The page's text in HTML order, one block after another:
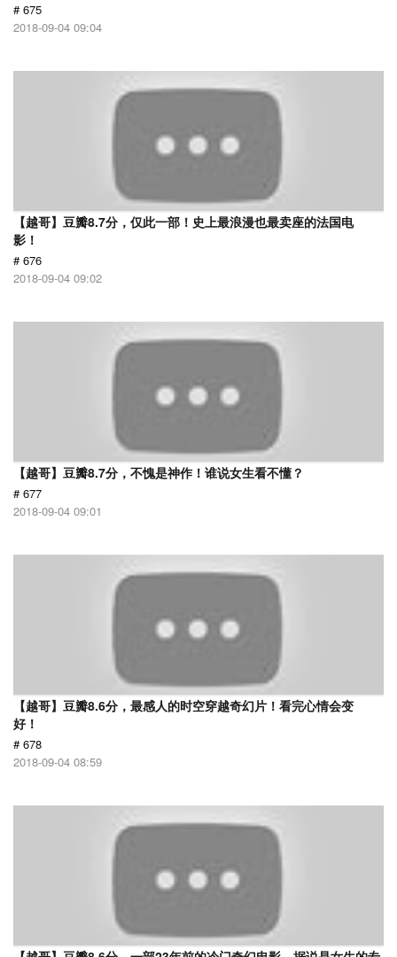
# 675
2018-09-04 09:04
【越哥】豆瓣8.7分，仅此一部！史上最浪漫也最卖座的法国电
影！
# 676
2018-09-04 09:02
【越哥】豆瓣8.7分，不愧是神作！谁说女生看不懂？
# 677
2018-09-04 09:01
【越哥】豆瓣8.6分，最感人的时空穿越奇幻片！看完心情会变
好！
# 678
2018-09-04 08:59